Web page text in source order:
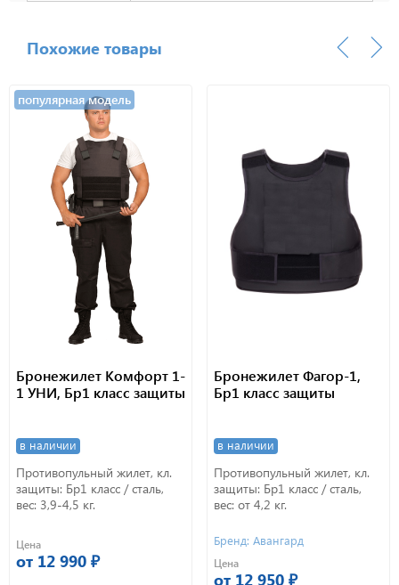
Похожие товары
популярная модель
Бронежилет Комфорт 1-
1 УНИ, Бр1 класс защиты
в наличии
Противопульный жилет, кл.
защиты: Бр1 класс / сталь,
вес: 3,9-4,5 кг.
Цена
от 12 990 ₽
Бронежилет Фагор-1,
Бр1 класс защиты
в наличии
Противопульный жилет, кл.
защиты: Бр1 класс / сталь,
вес: от 4,2 кг.
Бренд: Авангард
Цена
от 12 950 ₽